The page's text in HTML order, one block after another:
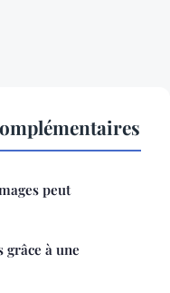
peut
grâce à une